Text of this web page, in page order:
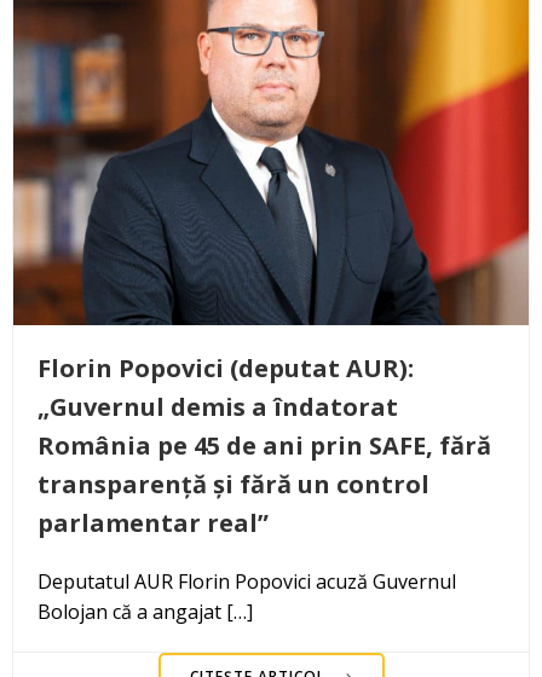
Florin Popovici (deputat AUR):
„Guvernul demis a îndatorat
România pe 45 de ani prin SAFE, fără
transparență și fără un control
parlamentar real”
Deputatul AUR Florin Popovici acuză Guvernul
Bolojan că a angajat […]